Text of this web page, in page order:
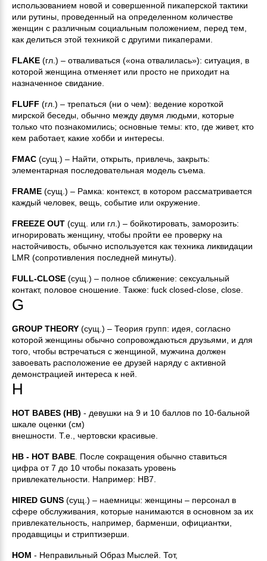
использованием новой и совершенной пикаперской тактики
или рутины, проведенный на определенном количестве
женщин с различным социальным положением, перед тем,
как делиться этой техникой с другими пикаперами.
FLAKE (гл.) – отваливаться («она отвалилась»): ситуация, в
которой женщина отменяет или просто не приходит на
назначенное свидание.
FLUFF (гл.) – трепаться (ни о чем): ведение короткой
мирской беседы, обычно между двумя людьми, которые
только что познакомились; основные темы: кто, где живет, кто
кем работает, какие хобби и интересы.
FMAC (сущ.) – Найти, открыть, привлечь, закрыть:
элементарная последовательная модель съема.
FRAME (сущ.) – Рамка: контекст, в котором рассматривается
каждый человек, вещь, событие или окружение.
FREEZE OUT (сущ. или гл.) – бойкотировать, заморозить:
игнорировать женщину, чтобы пройти ее проверку на
настойчивость, обычно используется как техника ликвидации
LMR (сопротивления последней минуты).
FULL-CLOSE (сущ.) – полное сближение: сексуальный
контакт, половое сношение. Также: fuck closed-close, close.
G
GROUP THEORY (сущ.) – Теория групп: идея, согласно
которой женщины обычно сопровождаються друзьями, и для
того, чтобы встречаться с женщиной, мужчина должен
завоевать расположение ее друзей наряду с активной
демонстрацией интереса к ней.
H
HOT BABES (HB) - девушки на 9 и 10 баллов по 10-бальной
шкале оценки (см)
внешности. Т.е., чертовски красивые.
HB - HOT BABE . После сокращения обычно ставиться
цифра от 7 до 10 чтобы показать уровень
привлекательности. Например: НВ7.
HIRED GUNS (сущ.) – наемницы: женщины – персонал в
сфере обслуживания, которые нанимаются в основном за их
привлекательность, например, барменши, официантки,
продавщицы и стриптизерши.
HОМ - Hеправильный Образ Мыслей. Тот,